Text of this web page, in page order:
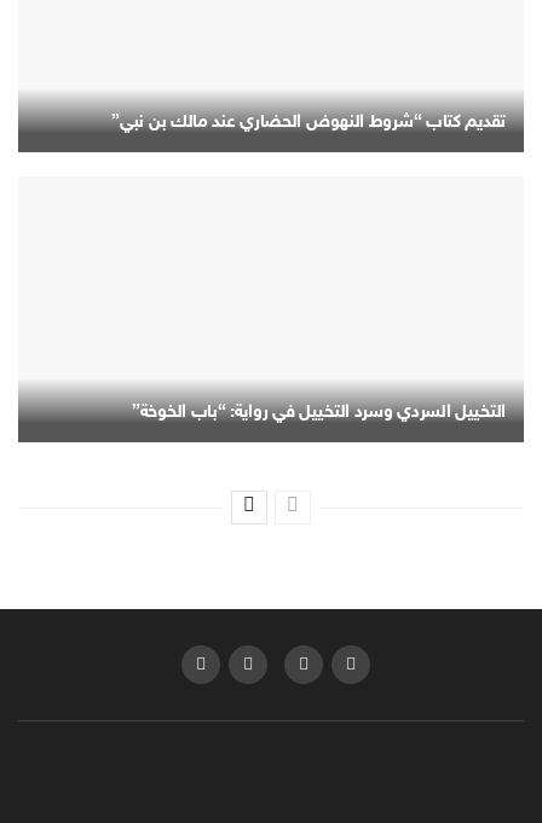
تقديم كتاب “شروط النهوض الحضاري عند مالك بن نبي”
التخييل السردي وسرد التخييل في رواية: “باب الخوخة”